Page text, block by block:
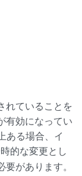
れていることを
有効になってい
ある場合、イ
的な変更とし
があります。